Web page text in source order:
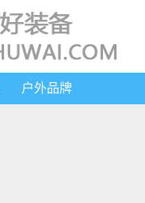
户外品牌